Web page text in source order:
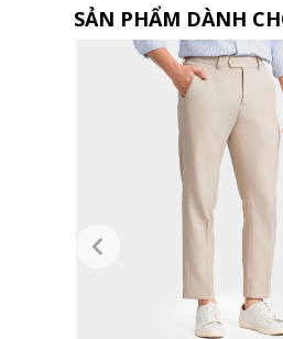
SẢN PHẨM DÀNH